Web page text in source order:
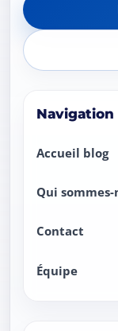
Navigation
Accueil blog
Qui sommes-
Contact
Équipe